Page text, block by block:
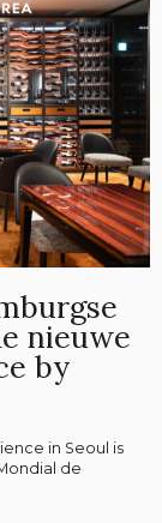
nieuwe
by
in Seoul is
de